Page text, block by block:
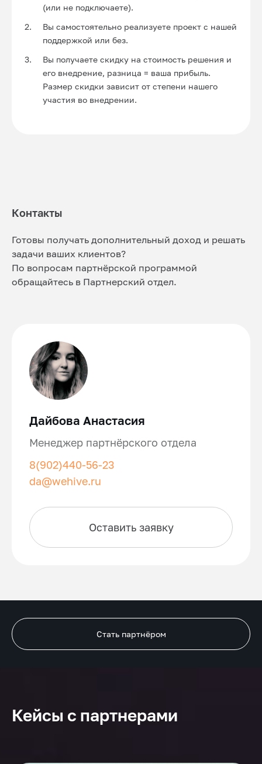
(или не подключаете).
Вы самостоятельно реализуете проект с нашей
поддержкой или без.
Вы получаете скидку на стоимость решения и
его внедрение, разница = ваша прибыль.
Размер скидки зависит от степени нашего
участия во внедрении.
Контакты
Готовы получать дополнительный доход и решать
задачи ваших клиентов?
По вопросам партнёрской программой
обращайтесь в Партнерский отдел.
Дайбова Анастасия
Менеджер партнёрского отдела
8(902)440-56-23
da@wehive.ru
Оставить заявку
Стать партнёром
Кейсы с партнерами